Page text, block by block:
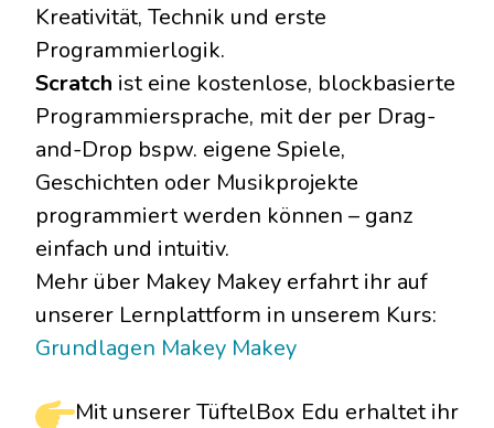
Kreativität, Technik und erste
Programmierlogik.
Scratch ist eine kostenlose, blockbasierte
Programmiersprache, mit der per Drag-
and-Drop bspw. eigene Spiele,
Geschichten oder Musikprojekte
programmiert werden können – ganz
einfach und intuitiv.
Mehr über Makey Makey erfahrt ihr auf
unserer Lernplattform in unserem Kurs:
Grundlagen Makey Makey
Mit unserer TüftelBox Edu erhaltet ihr